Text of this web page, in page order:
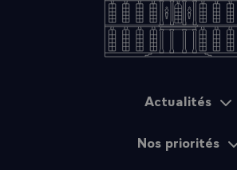
Actualités
Nos priorités